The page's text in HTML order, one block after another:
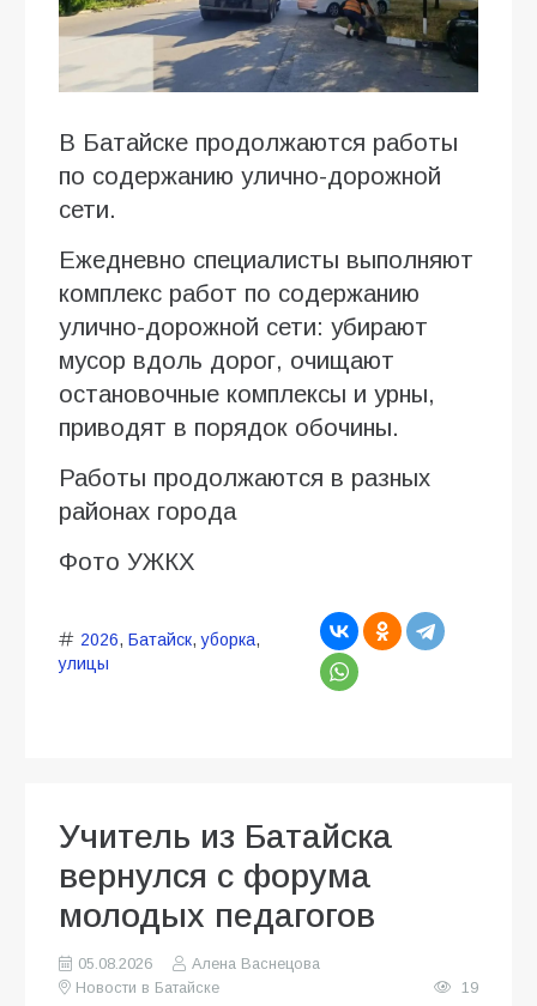
В Батайске продолжаются работы
по содержанию улично-дорожной
сети.
Ежедневно специалисты выполняют
комплекс работ по содержанию
улично-дорожной сети: убирают
мусор вдоль дорог, очищают
остановочные комплексы и урны,
приводят в порядок обочины.
Работы продолжаются в разных
районах города
Фото УЖКХ
2026, Батайск,уборка,
улицы
Учитель из Батайска
вернулся с форума
молодых педагогов
05.08.2026
Алена Васнецова
Новости в Батайске
19